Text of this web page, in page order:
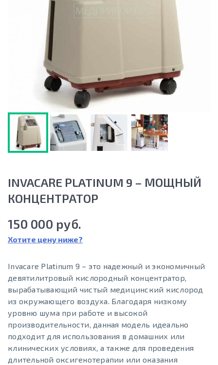
INVACARE PLATINUM 9 – МОЩНЫЙ
КОНЦЕНТРАТОР
150 000 руб.
Хотите цену ниже?
Invacare Platinum 9 – это надежный и экономичный
девятилитровый кислородный концентратор,
вырабатывающий чистый медицинский кислород
из окружающего воздуха. Благодаря низкому
уровню шума при работе и высокой
производительности, данная модель идеально
подходит для использования в домашних или
клинических условиях, а также для проведения
длительной оксигенотерапии или оказания